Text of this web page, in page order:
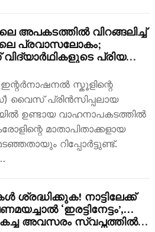
അപകടത്തിൽ വിറങ്ങലിച്ച്
പ്രവാസലോകം;
പ്രിയപ്പെട്ട
സ്കൂളിന്റെ
വൈസ് പ്രിൻസിപ്പലായ
ഉണ്ടായ വാഹനാപകടത്തിൽ
മാതാപിതാക്കളായ
റിപ്പോർട്ടുണ്ട്.
ശ്രദ്ധിക്കുക! നാട്ടിലേക്ക്
‘ഇരട്ടിനേട്ടം’,…
അവസരം സ്വപ്നത്തിൽ